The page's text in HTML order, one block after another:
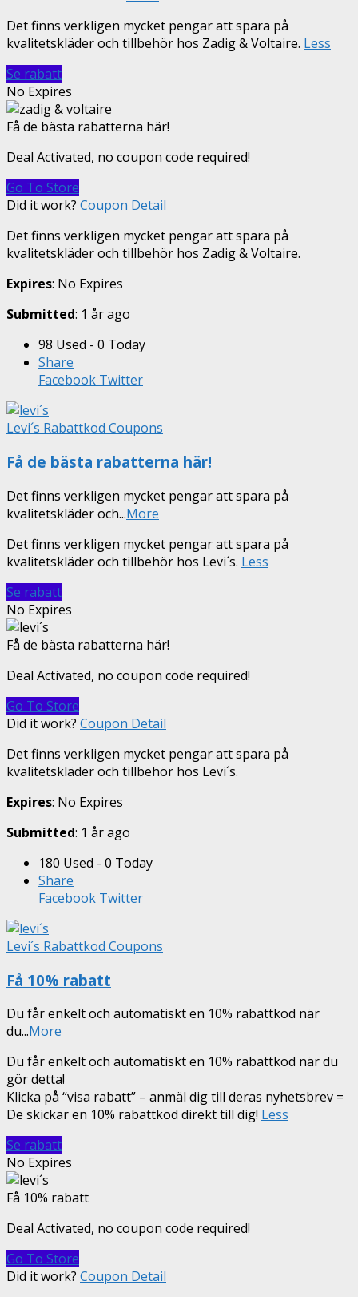
Det finns verkligen mycket pengar att spara på
kvalitetskläder och tillbehör hos Zadig & Voltaire. Less
Se rabatt
No Expires
Få de bästa rabatterna här!
Deal Activated, no coupon code required!
Go To Store
Did it work? Coupon Detail
Det finns verkligen mycket pengar att spara på
kvalitetskläder och tillbehör hos Zadig & Voltaire.
Expires: No Expires
Submitted: 1 år ago
98 Used - 0 Today
Share
Facebook Twitter
Levi´s Rabattkod Coupons
Få de bästa rabatterna här!
Det finns verkligen mycket pengar att spara på
kvalitetskläder och...More
Det finns verkligen mycket pengar att spara på
kvalitetskläder och tillbehör hos Levi´s. Less
Se rabatt
No Expires
Få de bästa rabatterna här!
Deal Activated, no coupon code required!
Go To Store
Did it work? Coupon Detail
Det finns verkligen mycket pengar att spara på
kvalitetskläder och tillbehör hos Levi´s.
Expires: No Expires
Submitted: 1 år ago
180 Used - 0 Today
Share
Facebook Twitter
Levi´s Rabattkod Coupons
Få 10% rabatt
Du får enkelt och automatiskt en 10% rabattkod när
du...More
Du får enkelt och automatiskt en 10% rabattkod när du
gör detta!
Klicka på “visa rabatt” – anmäl dig till deras nyhetsbrev =
De skickar en 10% rabattkod direkt till dig! Less
Se rabatt
No Expires
Få 10% rabatt
Deal Activated, no coupon code required!
Go To Store
Did it work? Coupon Detail